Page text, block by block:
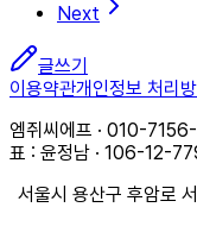
Next
글쓰기
이용약관개인정보 처리
엠쥐씨에프 · 010-
표 : 윤정남 · 106-12-
서울시 용산구 후암로